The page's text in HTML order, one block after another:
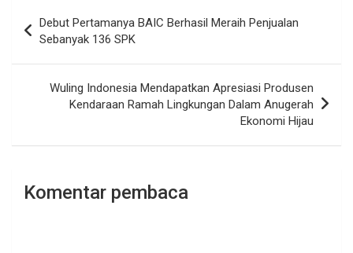
pos
Debut Pertamanya BAIC Berhasil Meraih Penjualan
Sebanyak 136 SPK
Wuling Indonesia Mendapatkan Apresiasi Produsen
Kendaraan Ramah Lingkungan Dalam Anugerah
Ekonomi Hijau
Komentar pembaca